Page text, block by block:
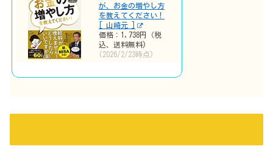
が、お金の増やし方
を教えてください！
[ 山崎元 ]
価格：1,738円（税
込、送料無料)
(2026/2/23時点)